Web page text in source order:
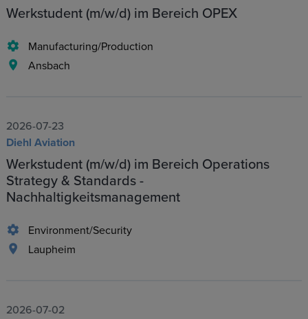
Werkstudent (m/w/d) im Bereich OPEX
Manufacturing/Production
Ansbach
2026-07-23
Diehl Aviation
Werkstudent (m/w/d) im Bereich Operations
Strategy & Standards -
Nachhaltigkeitsmanagement
Environment/Security
Laupheim
2026-07-02